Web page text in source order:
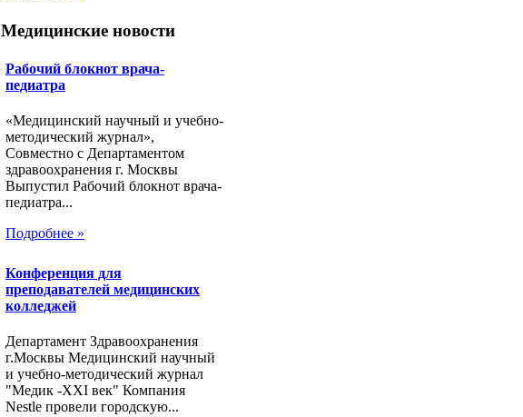
Медицинские новости
Рабочий блокнот врача-
педиатра
«Медицинский научный и учебно-
методический журнал»,
Совместно с Департаментом
здравоохранения г. Москвы
Выпустил Рабочий блокнот врача-
педиатра...
Подробнее »
Конференция для
преподавателей медицинских
колледжей
Департамент Здравоохранения
г.Москвы Медицинский научный
и учебно-методический журнал
"Медик -ХХI век" Компания
Nestle провели городскую...